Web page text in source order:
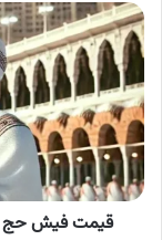
قیمت
فیش
حج
تمتع
۱۴۰۴؛
امسال
چقدر
باید
هزینه
کنیم؟قیمت فیش حج تمتع ۱۴۰۴؛ امسال چقدر